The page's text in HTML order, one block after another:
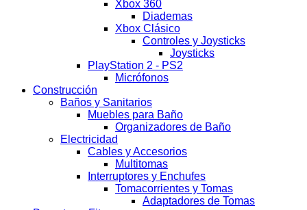
Xbox 360
Diademas
Xbox Clásico
Controles y Joysticks
Joysticks
PlayStation 2 - PS2
Micrófonos
Construcción
Baños y Sanitarios
Muebles para Baño
Organizadores de Baño
Electricidad
Cables y Accesorios
Multitomas
Interruptores y Enchufes
Tomacorrientes y Tomas
Adaptadores de Tomas